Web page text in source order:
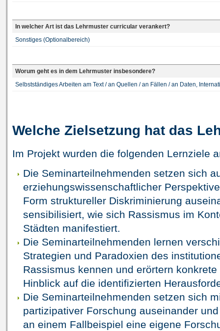
In welcher Art ist das Lehrmuster curricular verankert?
Sonstiges (Optionalbereich)
Worum geht es in dem Lehrmuster insbesondere?
Selbstständiges Arbeiten am Text / an Quellen / an Fällen / an Daten,
Welche Zielsetzung hat das
Im Projekt wurden die folgenden Lernziele
Die Seminarteilnehmenden setzen sich
erziehungswissenschaftlicher
Form struktureller Diskriminierung
sensibilisiert, wie sich Rassismus im
Städten manifestiert.
Die Seminarteilnehmenden lernen
Strategien und Paradoxien des
Rassismus kennen und erörtern
Hinblick auf die identifizierten
Die Seminarteilnehmenden setzen sich
partizipativer Forschung auseinander
an einem Fallbeispiel eine eigene